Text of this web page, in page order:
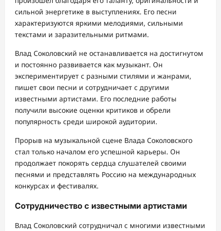
сильной энергетике в выступлениях. Его песни
характеризуются яркими мелодиями, сильными
текстами и заразительными ритмами.
Влад Соколовский не останавливается на достигнутом
и постоянно развивается как музыкант. Он
экспериментирует с разными стилями и жанрами,
пишет свои песни и сотрудничает с другими
известными артистами. Его последние работы
получили высокие оценки критиков и обрели
популярность среди широкой аудитории.
Прорыв на музыкальной сцене Влада Соколовского
стал только началом его успешной карьеры. Он
продолжает покорять сердца слушателей своими
песнями и представлять Россию на международных
конкурсах и фестивалях.
Сотрудничество с известными артистами
Влад Соколовский сотрудничал с многими известными